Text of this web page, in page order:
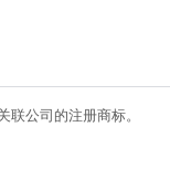
公司的注册商标。